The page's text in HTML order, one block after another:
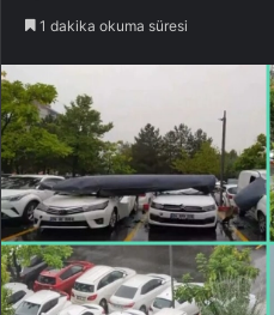
1 dakika okuma süresi